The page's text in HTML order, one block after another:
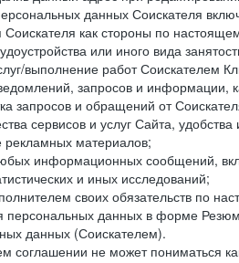
данных Соискателя
как стороны по
или иного вида
выполнение работ Соискателем
запросов и информации,
запросов и обращений от
сервисов и услуг Сайта,
рекламных материалов;
информационных сообщений,
и иных исследований;
своих обязательств по
данных в форме
данных (Соискателем).
соглашении не может пониматься